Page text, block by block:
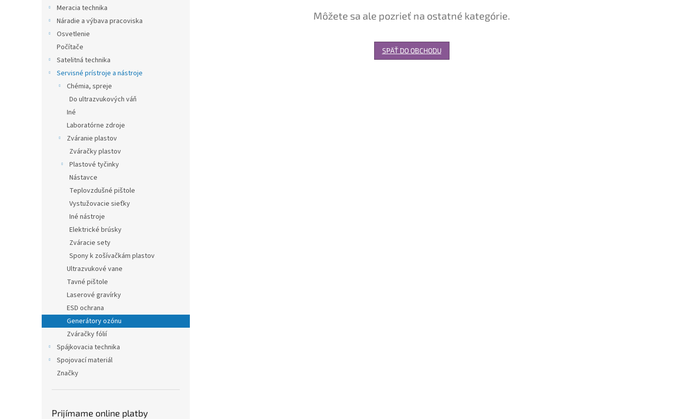
Meracia technika
Náradie a výbava pracoviska
Osvetlenie
Počítače
Satelitná technika
Servisné prístroje a nástroje
Chémia, spreje
Do ultrazvukových váň
Iné
Laboratórne zdroje
Zváranie plastov
Zváračky plastov
Plastové tyčinky
Nástavce
Teplovzdušné pištole
Vystužovacie sieťky
Iné nástroje
Elektrické brúsky
Zváracie sety
Spony k zošívačkám plastov
Ultrazvukové vane
Tavné pištole
Laserové gravírky
ESD ochrana
Generátory ozónu
Zváračky fólií
Spájkovacia technika
Spojovací materiál
Značky
Prijímame online platby
Môžete sa ale pozrieť na ostatné kategórie.
SPÄŤ DO OBCHODU